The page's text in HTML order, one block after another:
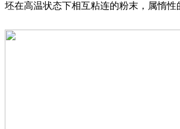
坯在高温状态下相互粘连的粉末，属惰性